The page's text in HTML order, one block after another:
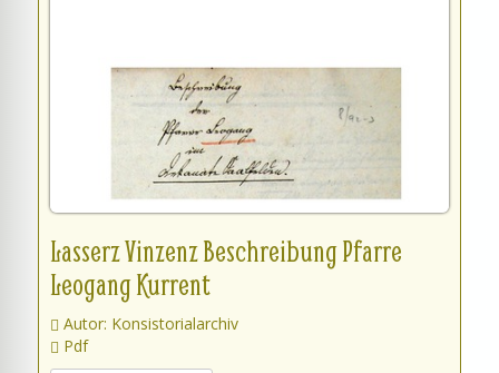
Lasserz Vinzenz Beschreibung Pfarre
Leogang Kurrent
Autor: Konsistorialarchiv
Pdf